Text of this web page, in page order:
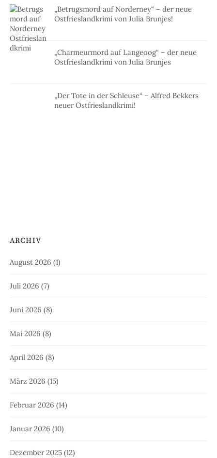
„Betrugsmord auf Norderney“ – der neue
Ostfrieslandkrimi von Julia Brunjes!
„Charmeurmord auf Langeoog“ – der neue
Ostfrieslandkrimi von Julia Brunjes
„Der Tote in der Schleuse“ – Alfred Bekkers
neuer Ostfrieslandkrimi!
ARCHIV
August 2026 (1)
Juli 2026 (7)
Juni 2026 (8)
Mai 2026 (8)
April 2026 (8)
März 2026 (15)
Februar 2026 (14)
Januar 2026 (10)
Dezember 2025 (12)